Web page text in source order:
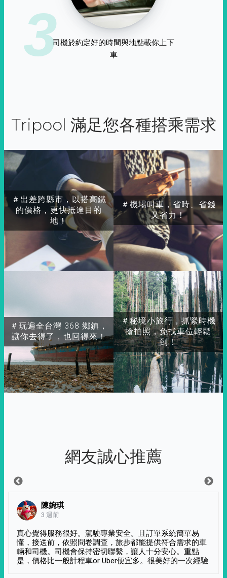
3司機於約定好的時間與地點載你上下
車
Tripool 滿足您各種搭乘需求
＃出差跨縣市，以搭高鐵
的價格，更快抵達目的
地！
＃玩遍全台灣 368 鄉鎮，
讓你去得了，也回得來！
＃秘境小旅行，抓緊時機
搶拍照，免找車位輕鬆
到！
＃機場叫車，省時、省錢
又省力！
網友誠心推薦
陳婉琪
3 週前
真心覺得服務很好。駕駛專業安全。且訂單系統簡單易
懂，接送前，依照問卷調查，旅步都能提供符合需求的車
輛和司機。司機會保持密切聯繫，讓人十分安心。重點
是，價格比一般計程車or Uber便宜多。很美好的一次經驗